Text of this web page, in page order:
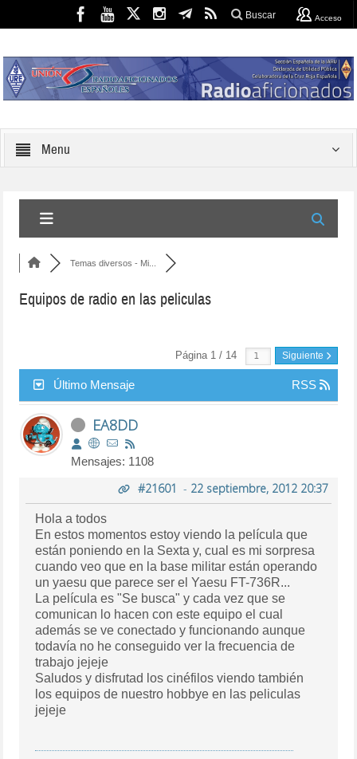
Buscar Acceso
Menu
Temas diversos - Mi...
Equipos de radio en las peliculas
Página 1 / 14 Siguiente
Último Mensaje RSS
EA8DD
Mensajes: 1108
#21601 - 22 septiembre, 2012 20:37
Hola a todos
En estos momentos estoy viendo la película que
están poniendo en la Sexta y, cual es mi sorpresa
cuando veo que en la base militar están operando
un yaesu que parece ser el Yaesu FT-736R...
La película es "Se busca" y cada vez que se
comunican lo hacen con este equipo el cual
además se ve conectado y funcionando aunque
todavía no he conseguido ver la frecuencia de
trabajo jejeje
Saludos y disfrutad los cinéfilos viendo también
los equipos de nuestro hobbye en las peliculas
jejeje